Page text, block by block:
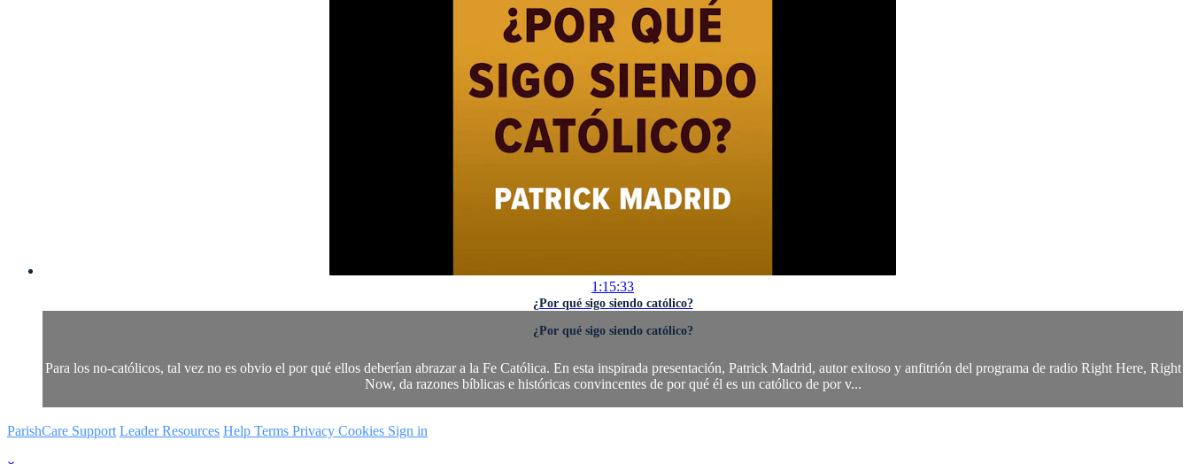
1:15:33
¿Por qué sigo siendo católico?
¿Por qué sigo siendo católico?
Para los no-católicos, tal vez no es obvio el por qué ellos deberían abrazar a la Fe Católica. En esta inspirada presentación, Patrick Madrid, autor exitoso y anfitrión del programa de radio Right Here, Right
Now, da razones bíblicas e históricas convincentes de por qué él es un católico de por v...
ParishCare Support Leader Resources Help Terms Privacy Cookies Sign in